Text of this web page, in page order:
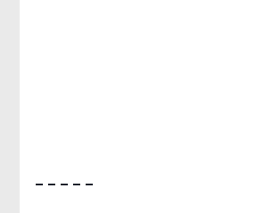
– – – – –